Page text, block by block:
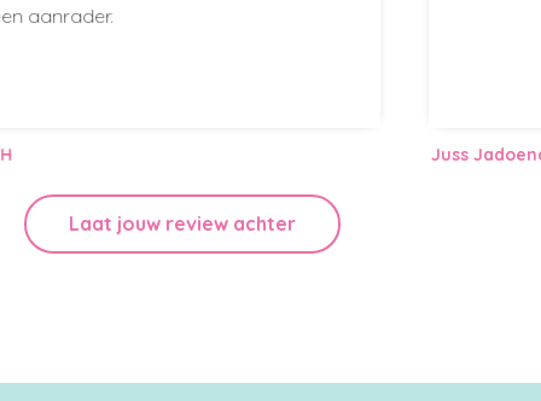
Laat jouw review achter